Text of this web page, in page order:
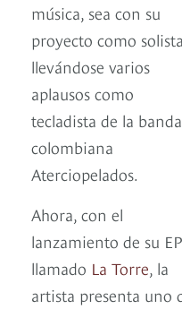
música, sea con su
proyecto como
llevándose varios
aplausos como
tecladista de la banda
colombiana
Aterciopelados.
Ahora, con el
lanzamiento de su EP
llamado La Torre, la
artista presenta uno